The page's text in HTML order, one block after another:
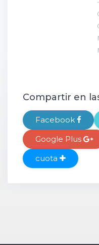
Compartir en
Facebook
Google Plus
cuota